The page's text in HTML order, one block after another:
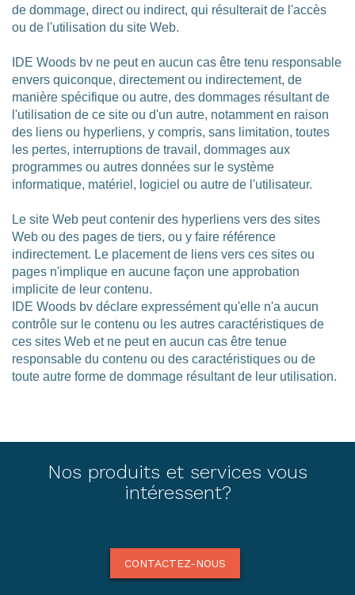
de dommage, direct ou indirect, qui résulterait de l'accès
ou de l'utilisation du site Web.
IDE Woods bv ne peut en aucun cas être tenu responsable
envers quiconque, directement ou indirectement, de
manière spécifique ou autre, des dommages résultant de
l'utilisation de ce site ou d'un autre, notamment en raison
des liens ou hyperliens, y compris, sans limitation, toutes
les pertes, interruptions de travail, dommages aux
programmes ou autres données sur le système
informatique, matériel, logiciel ou autre de l'utilisateur.
Le site Web peut contenir des hyperliens vers des sites
Web ou des pages de tiers, ou y faire référence
indirectement. Le placement de liens vers ces sites ou
pages n'implique en aucune façon une approbation
implicite de leur contenu.
IDE Woods bv déclare expressément qu'elle n'a aucun
contrôle sur le contenu ou les autres caractéristiques de
ces sites Web et ne peut en aucun cas être tenue
responsable du contenu ou des caractéristiques ou de
toute autre forme de dommage résultant de leur utilisation.
Nos produits et services vous
intéressent?
CONTACTEZ-NOUS